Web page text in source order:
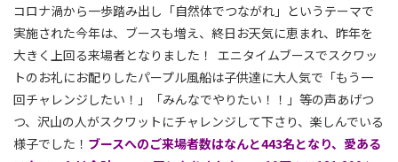
コロナ渦から一歩踏み出し「自然体でつながれ」というテーマで
実施された今年は、ブースも増え、終日お天気に恵まれ、昨年を
大きく上回る来場者となりました！ エニタイムブースでスクワッ
トのお礼にお配りしたパープル風船は子供達に大人気で「もう一
回チャレンジしたい！」「みんなでやりたい！！」等の声あげつ
つ、沢山の人がスクワットにチャレンジして下さり、楽しんでいる
様子でした！ ブースへのご来場者数はなんと443名となり、愛ある